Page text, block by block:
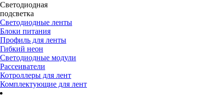
Светодиодная
подсветка
Светодиодные ленты
Блоки питания
Профиль для ленты
Гибкий неон
Светодиодные модули
Рассеиватели
Котроллеры для лент
Комплектующие для лент